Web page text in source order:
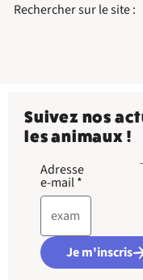
Rechercher sur le site :
Suivez nos
les animaux !
Adresse
e-mail*
Je m'inscris